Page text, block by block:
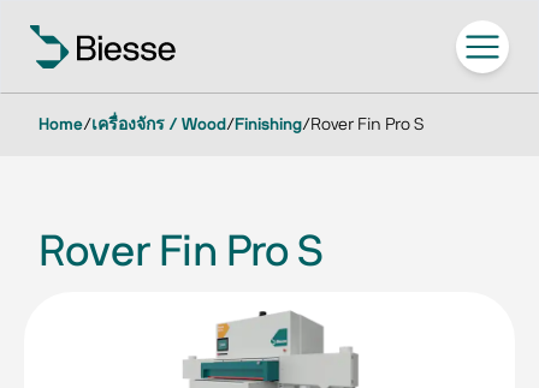
Home/เครื่องจักร / Wood/ Finishing/ Rover Fin Pro S
Rover Fin Pro S